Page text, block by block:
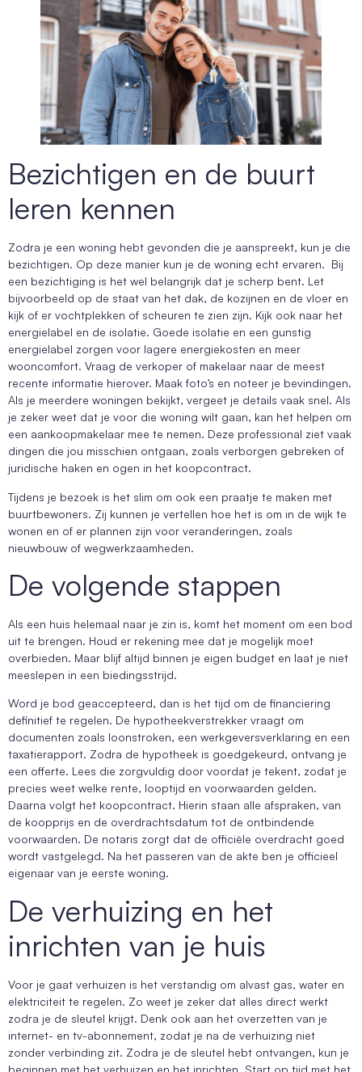
Bezichtigen en de buurt
leren kennen
Zodra je een woning hebt gevonden die je aanspreekt, kun je die
bezichtigen. Op deze manier kun je de woning echt ervaren. Bij
een bezichtiging is het wel belangrijk dat je scherp bent. Let
bijvoorbeeld op de staat van het dak, de kozijnen en de vloer en
kijk of er vochtplekken of scheuren te zien zijn. Kijk ook naar het
energielabel en de isolatie. Goede isolatie en een gunstig
energielabel zorgen voor lagere energiekosten en meer
wooncomfort. Vraag de verkoper of makelaar naar de meest
recente informatie hierover. Maak foto’s en noteer je bevindingen.
Als je meerdere woningen bekijkt, vergeet je details vaak snel. Als
je zeker weet dat je voor die woning wilt gaan, kan het helpen om
een aankoopmakelaar mee te nemen. Deze professional ziet vaak
dingen die jou misschien ontgaan, zoals verborgen gebreken of
juridische haken en ogen in het koopcontract.
Tijdens je bezoek is het slim om ook een praatje te maken met
buurtbewoners. Zij kunnen je vertellen hoe het is om in de wijk te
wonen en of er plannen zijn voor veranderingen, zoals
nieuwbouw of wegwerkzaamheden.
De volgende stappen
Als een huis helemaal naar je zin is, komt het moment om een bod
uit te brengen. Houd er rekening mee dat je mogelijk moet
overbieden. Maar blijf altijd binnen je eigen budget en laat je niet
meeslepen in een biedingsstrijd.
Word je bod geaccepteerd, dan is het tijd om de financiering
definitief te regelen. De hypotheekverstrekker vraagt om
documenten zoals loonstroken, een werkgeversverklaring en een
taxatierapport. Zodra de hypotheek is goedgekeurd, ontvang je
een offerte. Lees die zorgvuldig door voordat je tekent, zodat je
precies weet welke rente, looptijd en voorwaarden gelden.
Daarna volgt het koopcontract. Hierin staan alle afspraken, van
de koopprijs en de overdrachtsdatum tot de ontbindende
voorwaarden. De notaris zorgt dat de officiële overdracht goed
wordt vastgelegd. Na het passeren van de akte ben je officieel
eigenaar van je eerste woning.
De verhuizing en het
inrichten van je huis
Voor je gaat verhuizen is het verstandig om alvast gas, water en
elektriciteit te regelen. Zo weet je zeker dat alles direct werkt
zodra je de sleutel krijgt. Denk ook aan het overzetten van je
internet- en tv-abonnement, zodat je na de verhuizing niet
zonder verbinding zit. Zodra je de sleutel hebt ontvangen, kun je
beginnen met het verhuizen en het inrichten. Start op tijd met het